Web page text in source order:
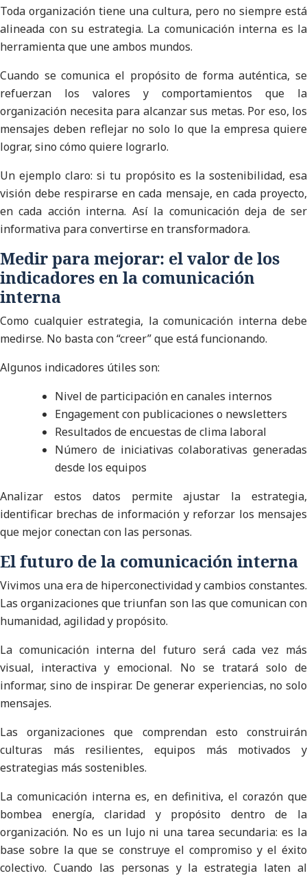
Toda organización tiene una cultura, pero no siempre está
alineada con su estrategia. La comunicación interna es la
herramienta que une ambos mundos.
Cuando se comunica el propósito de forma auténtica, se
refuerzan los valores y comportamientos que la
organización necesita para alcanzar sus metas. Por eso, los
mensajes deben reflejar no solo lo que la empresa quiere
lograr, sino cómo quiere lograrlo.
Un ejemplo claro: si tu propósito es la sostenibilidad, esa
visión debe respirarse en cada mensaje, en cada proyecto,
en cada acción interna. Así la comunicación deja de ser
informativa para convertirse en transformadora.
Medir para mejorar: el valor de los
indicadores en la comunicación
interna
Como cualquier estrategia, la comunicación interna debe
medirse. No basta con “creer” que está funcionando.
Algunos indicadores útiles son:
Nivel de participación en canales internos
Engagement con publicaciones o newsletters
Resultados de encuestas de clima laboral
Número de iniciativas colaborativas generadas
desde los equipos
Analizar estos datos permite ajustar la estrategia,
identificar brechas de información y reforzar los mensajes
que mejor conectan con las personas.
El futuro de la comunicación interna
Vivimos una era de hiperconectividad y cambios constantes.
Las organizaciones que triunfan son las que comunican con
humanidad, agilidad y propósito.
La comunicación interna del futuro será cada vez más
visual, interactiva y emocional. No se tratará solo de
informar, sino de inspirar. De generar experiencias, no solo
mensajes.
Las organizaciones que comprendan esto construirán
culturas más resilientes, equipos más motivados y
estrategias más sostenibles.
La comunicación interna es, en definitiva, el corazón que
bombea energía, claridad y propósito dentro de la
organización. No es un lujo ni una tarea secundaria: es la
base sobre la que se construye el compromiso y el éxito
colectivo. Cuando las personas y la estrategia laten al